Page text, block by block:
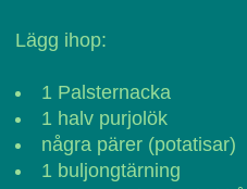
Lägg ihop:
1 Palsternacka
1 halv purjolök
några pärer (potatisar)
1 buljongtärning